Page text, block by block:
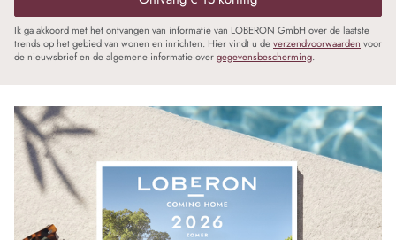
Ik ga akkoord met het ontvangen van informatie van LOBERON GmbH over de laatste
trends op het gebied van wonen en inrichten. Hier vindt u deverzendvoorwaarden voor
de nieuwsbrief en de algemene informatie overgegevensbescherming.